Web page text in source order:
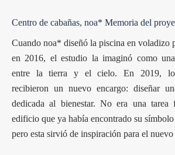
Centro de cabañas, noa* Memoria del
Cuandonoa* diseñó la piscina en voladizo
en 2016, el estudio la imaginó como
entre la tierra y el cielo. En 2019,
recibieron un nuevo encargo: diseñar
dedicada al bienestar. No era una tarea
edificio que ya había encontrado su
pero esta sirvió de inspiración para el